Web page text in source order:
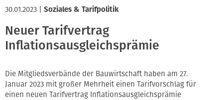
30.01.2023 Soziales & Tarifpolitik
Neuer Tarifvertrag
Inflationsausgleichsprämie
Die Mitgliedsverbände der Bauwirtschaft haben am 27.
Januar 2023 mit großer Mehrheit einen Tarifvorschlag für
einen neuen Tarifvertrag Inflationsausgleichsprämie